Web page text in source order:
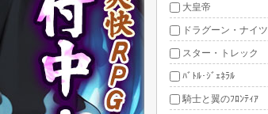
大皇帝
ドラグーン・ナイツ
スター・トレック
ﾊﾞﾄﾙ･ｼﾞｪﾈﾗﾙ
騎士と翼のﾌﾛﾝﾃｨｱ